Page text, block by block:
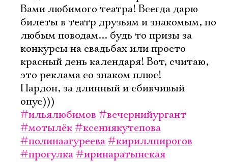
Вами любимого театра! Всегда дарю
билеты в театр друзьям и знакомым, по
любым поводам... будь то призы за
конкурсы на свадьбах или просто
красный день календаря! Вот, считаю,
это реклама со знаком плюс!
Пардон, за длинный и сбивчивый
опус)))
#ильялюбимов #вечернийургант
#мотылёк#ксениякутепова
#полинаагуреева#кириллпирогов
#прогулка#иринаратынская